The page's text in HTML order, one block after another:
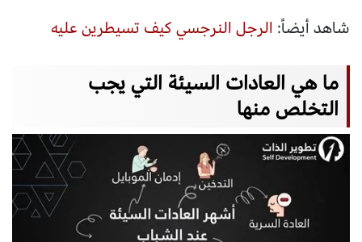
شاهد أيضاً: الرجل النرجسي كيف تسيطرين عليه
ما هي العادات السيئة التي يجب
التخلص منها